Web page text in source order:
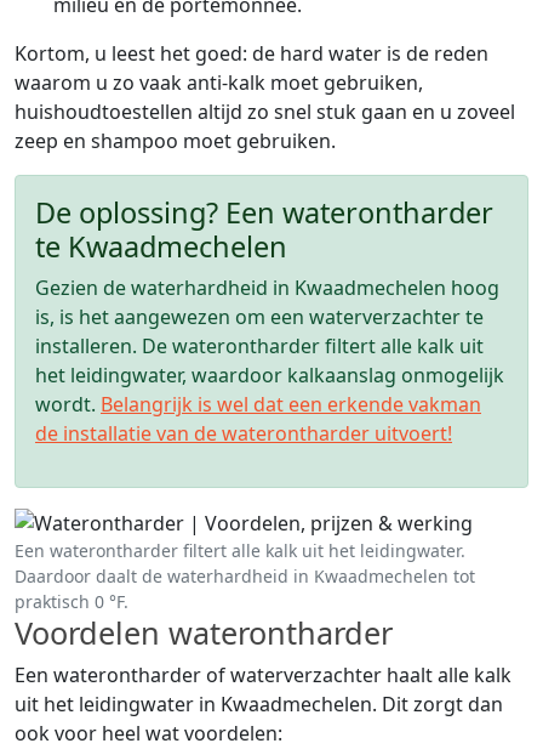
Kortom, u leest het goed: de hard water is de reden
waarom u zo vaak anti-kalk moet gebruiken,
huishoudtoestellen altijd zo snel stuk gaan en u zoveel
zeep en shampoo moet gebruiken.
De oplossing? Een waterontharder
te Kwaadmechelen
Gezien de waterhardheid in Kwaadmechelen hoog
is, is het aangewezen om een waterverzachter te
installeren. De waterontharder filtert alle kalk uit
het leidingwater, waardoor kalkaanslag onmogelijk
wordt. Belangrijk is wel dat een erkende vakman
de installatie van de waterontharder uitvoert!
Een waterontharder filtert alle kalk uit het leidingwater.
Daardoor daalt de waterhardheid in Kwaadmechelen tot
praktisch 0 °F.
Voordelen waterontharder
Een waterontharder of waterverzachter haalt alle kalk
uit het leidingwater in Kwaadmechelen. Dit zorgt dan
ook voor heel wat voordelen: